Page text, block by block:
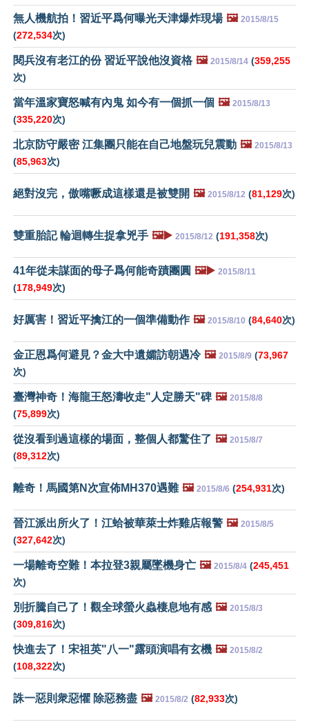
無人機航拍！習近平爲何曝光天津爆炸現場 🖼️ 2015/8/15
(272,534次)
閱兵沒有老江的份 習近平說他沒資格 🖼️ 2015/8/14 (359,255
次)
當年溫家寶怒喊有內鬼 如今有一個抓一個 🖼️ 2015/8/13
(335,220次)
北京防守嚴密 江集團只能在自己地盤玩兒震動 🖼️ 2015/8/13
(85,963次)
絕對沒完，傲嘴噘成這樣還是被雙開 🖼️ 2015/8/12 (81,129次)
雙重胎記 輪迴轉生捉拿兇手 🖼️▶️ 2015/8/12 (191,358次)
41年從未謀面的母子爲何能奇蹟團圓 🖼️▶️ 2015/8/11
(178,949次)
好厲害！習近平擒江的一個準備動作 🖼️ 2015/8/10 (84,640次)
金正恩爲何避見？金大中遺孀訪朝遇冷 🖼️ 2015/8/9 (73,967
次)
臺灣神奇！海龍王怒濤收走"人定勝天"碑 🖼️ 2015/8/8
(75,899次)
從沒看到過這樣的場面，整個人都驚住了 🖼️ 2015/8/7
(89,312次)
離奇！馬國第N次宣佈MH370遇難 🖼️ 2015/8/6 (254,931次)
晉江派出所火了！江蛤被華萊士炸雞店報警 🖼️ 2015/8/5
(327,642次)
一場離奇空難！本拉登3親屬墜機身亡 🖼️ 2015/8/4 (245,451
次)
別折騰自己了！觀全球螢火蟲棲息地有感 🖼️ 2015/8/3
(309,816次)
快進去了！宋祖英"八一"露頭演唱有玄機 🖼️ 2015/8/2
(108,322次)
誅一惡則衆惡懼 除惡務盡 🖼️ 2015/8/2 (82,933次)